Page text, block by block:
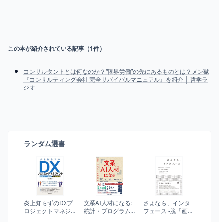
この本が紹介されている記事（1件）
コンサルタントとは何なのか？“限界労働”の先にあるものとは？メン獄
『コンサルティング会社 完全サバイバルマニュアル』を紹介 │ 哲学ラ
ジオ
ランダム選書
炎上知らずのDXプ
ロジェクトマネジ
文系AI人材になる:
統計・プログラム
さよなら、インタ
フェース -脱「画